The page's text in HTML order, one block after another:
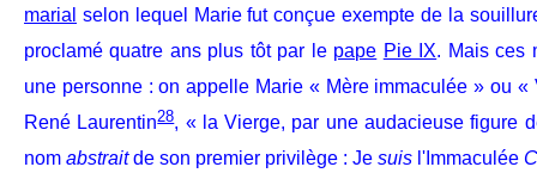
marial selon lequel Marie fut conçue exempte de la
proclamé quatre ans plus tôt par le pape Pie IX. Mais ces
une personne : on appelle Marie « Mère immaculée » ou
René Laurentin28, « la Vierge, par une audacieuse figure
nom abstraitde son premier privilège : Je suis l'Immaculée